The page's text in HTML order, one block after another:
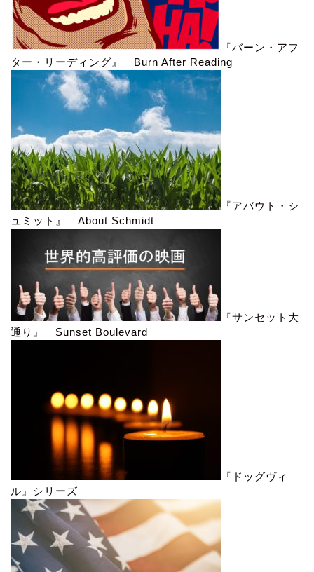
『バーン・アフ
ター・リーディング』 Burn After Reading
『アバウト・シ
ュミット』 About Schmidt
『サンセット大
通り』 Sunset Boulevard
『ドッグヴィ
ル』シリーズ